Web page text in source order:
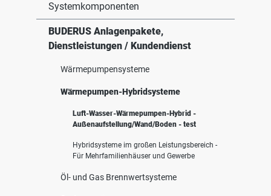
Systemkomponenten
BUDERUS Anlagenpakete,
Dienstleistungen / Kundendienst
Wärmepumpensysteme
Wärmepumpen-Hybridsysteme
Luft-Wasser-Wärmepumpen-Hybrid -
Außenaufstellung/Wand/Boden - test
Hybridsysteme im großen Leistungsbereich -
Für Mehrfamilienhäuser und Gewerbe
Öl- und Gas Brennwertsysteme